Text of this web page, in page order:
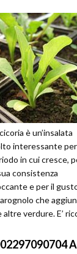
è un’insalata
interessante
in cui cresce,
consistenza
e per il
che
altre verdure. E’